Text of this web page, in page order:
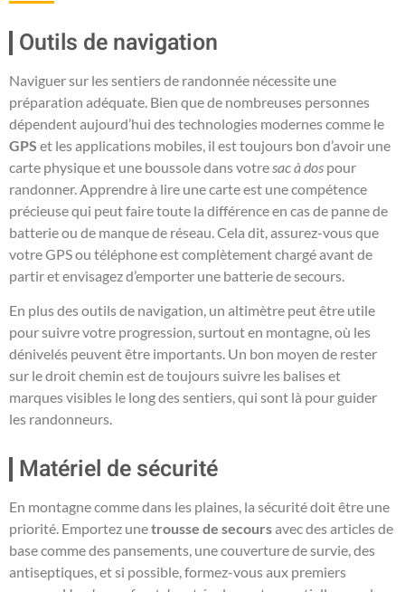
Outils de navigation
Naviguer sur les sentiers de randonnée nécessite une
préparation adéquate. Bien que de nombreuses personnes
dépendent aujourd’hui des technologies modernes comme le
GPS et les applications mobiles, il est toujours bon d’avoir une
carte physique et une boussole dans votre sac à dos pour
randonner. Apprendre à lire une carte est une compétence
précieuse qui peut faire toute la différence en cas de panne de
batterie ou de manque de réseau. Cela dit, assurez-vous que
votre GPS ou téléphone est complètement chargé avant de
partir et envisagez d’emporter une batterie de secours.
En plus des outils de navigation, un altimètre peut être utile
pour suivre votre progression, surtout en montagne, où les
dénivelés peuvent être importants. Un bon moyen de rester
sur le droit chemin est de toujours suivre les balises et
marques visibles le long des sentiers, qui sont là pour guider
les randonneurs.
Matériel de sécurité
En montagne comme dans les plaines, la sécurité doit être une
priorité. Emportez unetrousse de secoursavec des articles de
base comme des pansements, une couverture de survie, des
antiseptiques, et si possible, formez-vous aux premiers